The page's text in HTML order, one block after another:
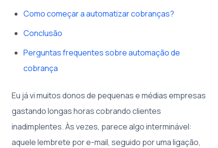
Como começar a automatizar cobranças?
Conclusão
Perguntas frequentes sobre automação de
cobrança
Eu já vi muitos donos de pequenas e médias empresas
gastando longas horas cobrando clientes
inadimplentes. Às vezes, parece algo interminável:
aquele lembrete por e-mail, seguido por uma ligação,